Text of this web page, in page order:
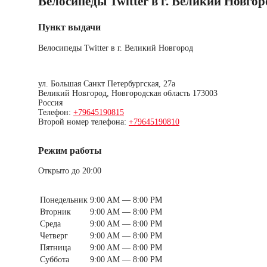
Пункт выдачи
Велосипеды Twitter в г. Великий Новгород
ул. Большая Санкт Петербургская, 27а
Великий Новгород Новгородская область 173003
Россия
Телефон: +79645190815
Второй номер телефона: +79645190810
Режим работы
Открыто до 20:00
Понедельник 9:00 AM — 8:00 PM
Вторник
9:00 AM — 8:00 PM
Среда
9:00 AM — 8:00 PM
Четверг
9:00 AM — 8:00 PM
Пятница
9:00 AM — 8:00 PM
Суббота
9:00 AM — 8:00 PM